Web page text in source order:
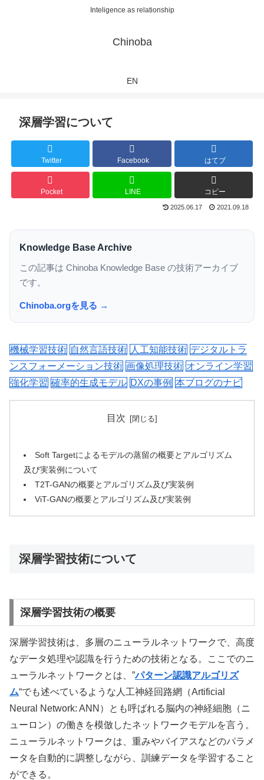
Inteligence as relationship
Chinoba
EN
深層学習について
Twitter Facebook はてブ
Pocket LINE コピー
2025.06.17 2021.09.18
Knowledge Base Archive
この記事は Chinoba Knowledge Base の技術アーカイブ
です。
Chinoba.orgを見る →
機械学習技術 自然言語技術 人工知能技術 デジタルトラ
ンスフォーメーション技術 画像処理技術 オンライン学習
強化学習 確率的生成モデル DXの事例 本ブログのナビ
目次
Soft Targetによるモデルの蒸留の概要とアルゴリズム
及び実装例について
T2T-GANの概要とアルゴリズム及び実装例
ViT-GANの概要とアルゴリズム及び実装例
深層学習技術について
深層学習技術の概要
深層学習技術は、多層のニューラルネットワークで、高度
なデータ処理や認識を行うための技術となる。ここでのニ
ューラルネットワークとは、”パターン認識アルゴリズ
ム“でも述べているような人工神経回路網（Artificial
Neural Network: ANN）とも呼ばれる脳内の神経細胞（ニ
ューロン）の働きを模倣したネットワークモデルを言う。
ニューラルネットワークは、重みやバイアスなどのパラメ
ータを自動的に調整しながら、訓練データを学習すること
ができる。